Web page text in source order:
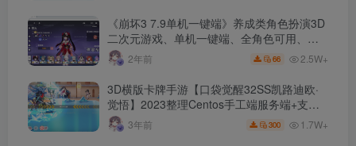
《崩坏3 7.9单机一键端》养成类角色扮演3D
二次元游戏、单机一键端、全角色可用、无
限资源、附带保姆级安装教程
2年前 66 2.5W+
3D横版卡牌手游【口袋觉醒32SS凯路迪欧·
觉悟】2023整理Centos手工端服务端+支付
对接+安卓苹果双端+运营后台+GM授权后台
+代理后台
3年前 300 1.7W+